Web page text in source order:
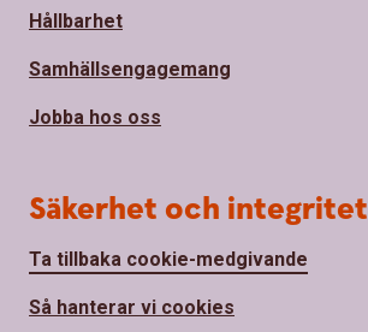
Hållbarhet
Samhällsengagemang
Jobba hos oss
Säkerhet och integritet
Ta tillbaka cookie-medgivande
Så hanterar vi cookies